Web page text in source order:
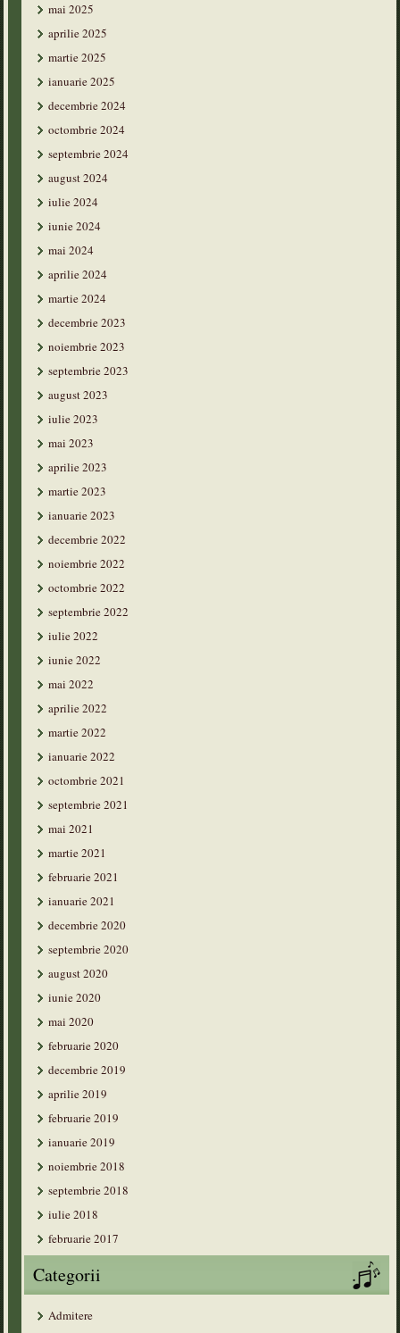
mai 2025
aprilie 2025
martie 2025
ianuarie 2025
decembrie 2024
octombrie 2024
septembrie 2024
august 2024
iulie 2024
iunie 2024
mai 2024
aprilie 2024
martie 2024
decembrie 2023
noiembrie 2023
septembrie 2023
august 2023
iulie 2023
mai 2023
aprilie 2023
martie 2023
ianuarie 2023
decembrie 2022
noiembrie 2022
octombrie 2022
septembrie 2022
iulie 2022
iunie 2022
mai 2022
aprilie 2022
martie 2022
ianuarie 2022
octombrie 2021
septembrie 2021
mai 2021
martie 2021
februarie 2021
ianuarie 2021
decembrie 2020
septembrie 2020
august 2020
iunie 2020
mai 2020
februarie 2020
decembrie 2019
aprilie 2019
februarie 2019
ianuarie 2019
noiembrie 2018
septembrie 2018
iulie 2018
februarie 2017
Categorii
Admitere